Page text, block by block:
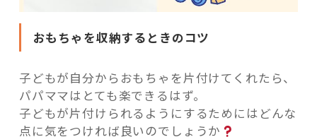
おもちゃを収納するときのコツ
子どもが自分からおもちゃを片付けてくれたら、
パパママはとても楽できるはず。
子どもが片付けられるようにするためにはどんな
点に気をつければ良いのでしょうか